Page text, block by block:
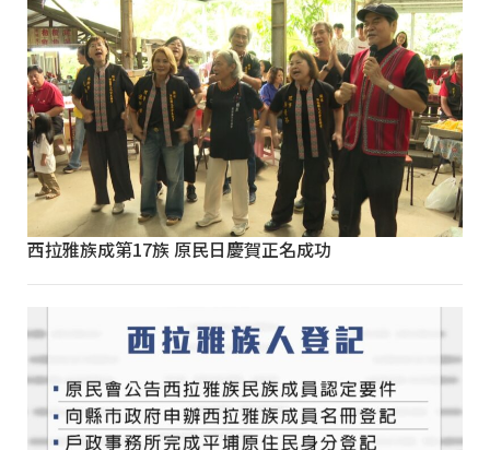
西拉雅族成第17族 原民日慶賀正名成功